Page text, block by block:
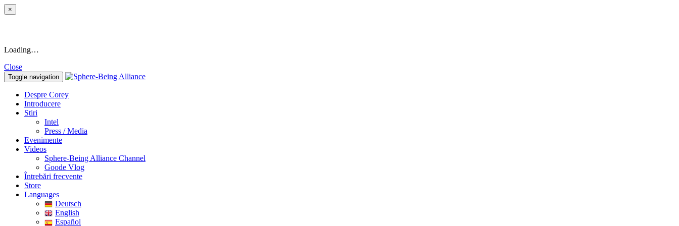
×
Loading…
Close
Toggle navigation
Despre Corey
Introducere
Stiri
Intel
Press / Media
Evenimente
Videos
Sphere-Being Alliance Channel
Goode Vlog
Întrebări frecvente
Store
Languages
Deutsch
English
Español